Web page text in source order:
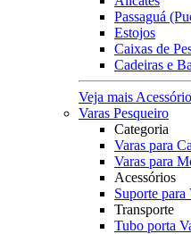
Passaguá
Estojos
Caixas de
Cadeiras e
Veja mais
Varas Pesqueiro
Categoria
Varas para
Varas para
Acessórios
Suporte para
Transporte
Tubo porta